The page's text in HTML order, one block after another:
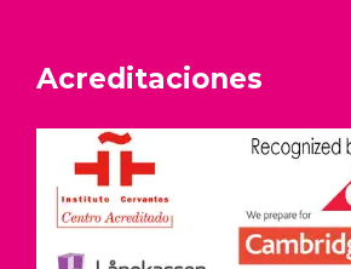
Acreditaciones